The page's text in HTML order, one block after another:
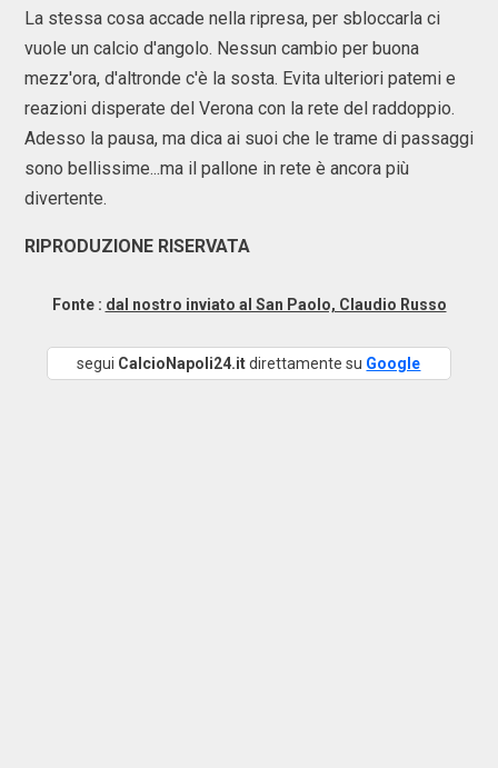
La stessa cosa accade nella ripresa, per sbloccarla ci
vuole un calcio d'angolo. Nessun cambio per buona
mezz'ora, d'altronde c'è la sosta. Evita ulteriori patemi e
reazioni disperate del Verona con la rete del raddoppio.
Adesso la pausa, ma dica ai suoi che le trame di passaggi
sono bellissime...ma il pallone in rete è ancora più
divertente.
RIPRODUZIONE RISERVATA
Fonte : dal nostro inviato al San Paolo, Claudio Russo
segui CalcioNapoli24.itdirettamente su Google